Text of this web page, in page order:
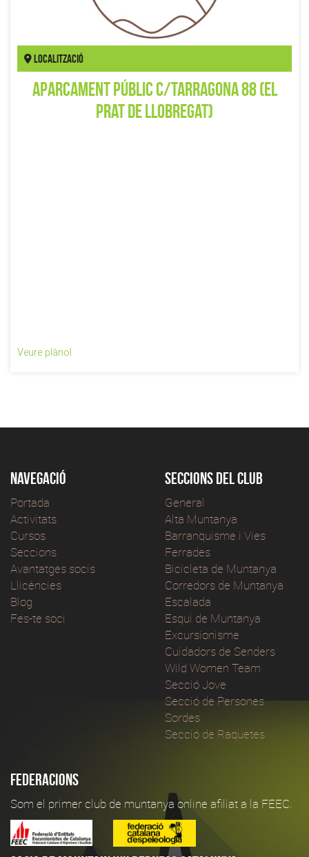
Localització
Aparcament públic C/Tarragona 88 (El
Prat de Llobregat)
Veure plànol
Navegació
Portada
Activitats
Cursos
Seccions
Avantatges socis
Llicències
Blog
Fes-te soci
Seccions del club
General
Alta Muntanya
Barranquisme i Vies
Ferrades
Bicicleta de Muntanya
Corredors de Muntanya
Escalada
Esqui de Muntanya
Excursionisme
Cuidadors de Senders
Wild Women Team
Secció Jove
Secció de Persones
Sordes
Secció de Raquetes
Federacions
Som el primer club de muntanya online afiliat a la FEEC.